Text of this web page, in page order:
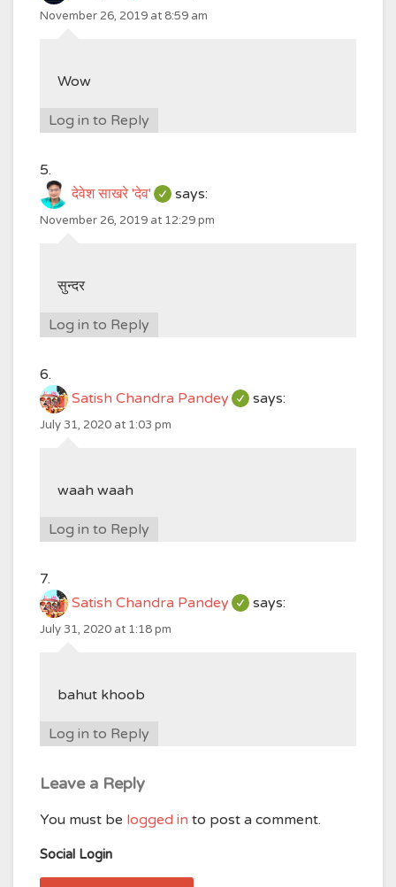
November 26, 2019 at 8:59 am
Wow
Log in to Reply
देवेश साखरे 'देव' says:
November 26, 2019 at 12:29 pm
सुन्दर
Log in to Reply
Satish Chandra Pandey says:
July 31, 2020 at 1:03 pm
waah waah
Log in to Reply
Satish Chandra Pandey says:
July 31, 2020 at 1:18 pm
bahut khoob
Log in to Reply
Leave a Reply
You must be logged in to post a comment.
Social Login